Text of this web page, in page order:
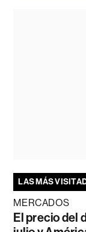
LAS MÁS
MERCADOS
El precio del